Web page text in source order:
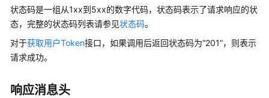
绍
户
指
状态码是一组从1xx到5xx的数字代码，状态码表示了请求响应的状
态，完整的状态码列表请参见状态码。
对于获取用户Token接口，如果调用后返回状态码为“201”，则表示
请求成功。
响应消息头